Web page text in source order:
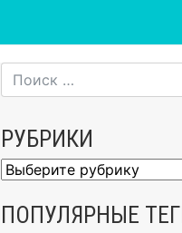
РУБРИКИ
Рубрики
ПОПУЛЯРНЫЕ